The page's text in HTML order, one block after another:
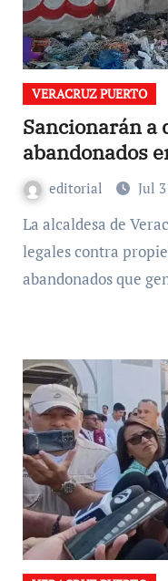
VERACRUZ PUERTO
Sancionarán a
abandonados
editorial Jul
La alcaldesa de Veracruz anunció multas y acciones
legales contra
abandonados que